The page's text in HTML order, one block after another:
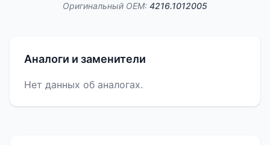
Оригинальный OEM: 4216.1012005
Аналоги и заменители
Нет данных об аналогах.